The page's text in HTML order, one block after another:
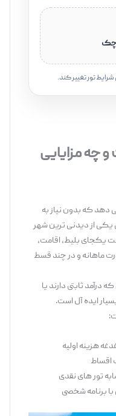
تغییر کند.
مزایایی
بدون نیاز به
دیدنی ‌ترین شهر
بلیط، اقامت،
و در چند قسط
ثابتی دارند یا
‌آل است.
اولیه
های نقدی
شخصی